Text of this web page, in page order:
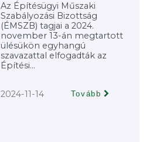
Az Építésügyi Műszaki
Szabályozási Bizottság
(ÉMSZB) tagjai a 2024.
november 13-án megtartott
ülésükön egyhangú
szavazattal elfogadták az
Építési...
2024-11-14 Tovább